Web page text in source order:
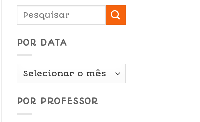
POR DATA
Por
POR PROFESSOR